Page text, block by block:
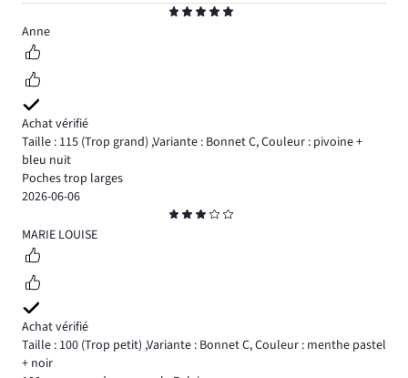
5
Anne
Achat vérifié
Taille : 115 (Trop grand) ,Variante : Bonnet C,Couleur : pivoine +
bleu nuit
Poches trop larges
2026-06-06
3
MARIE LOUISE
Achat vérifié
Taille : 100 (Trop petit) ,Variante : Bonnet C,Couleur : menthe pastel
+ noir